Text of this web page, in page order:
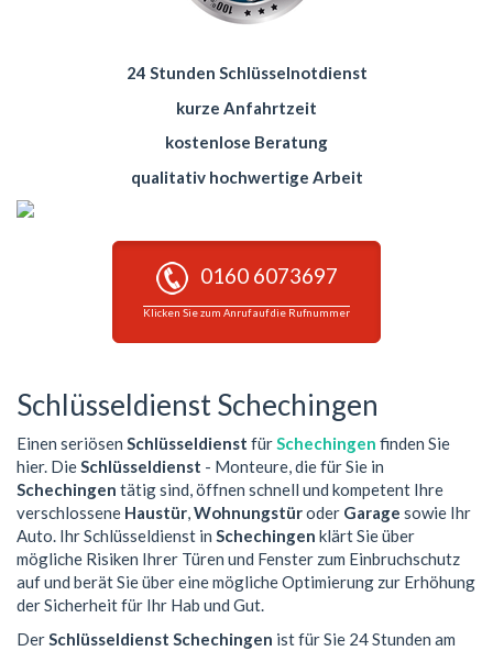
24 Stunden Schlüsselnotdienst
kurze Anfahrtzeit
kostenlose Beratung
qualitativ hochwertige Arbeit
0160 6073697
Klicken Sie zum Anruf auf die Rufnummer
Schlüsseldienst Schechingen
Einen seriösen Schlüsseldienst fürSchechingen finden Sie
hier. DieSchlüsseldienst - Monteure, die für Sie in
Schechingen tätig sind, öffnen schnell und kompetent Ihre
verschlossene Haustür,Wohnungstüroder Garage sowie Ihr
Auto. Ihr Schlüsseldienst in Schechingen klärt Sie über
mögliche Risiken Ihrer Türen und Fenster zum Einbruchschutz
auf und berät Sie über eine mögliche Optimierung zur Erhöhung
der Sicherheit für Ihr Hab und Gut.
DerSchlüsseldienst Schechingen ist für Sie 24 Stunden am